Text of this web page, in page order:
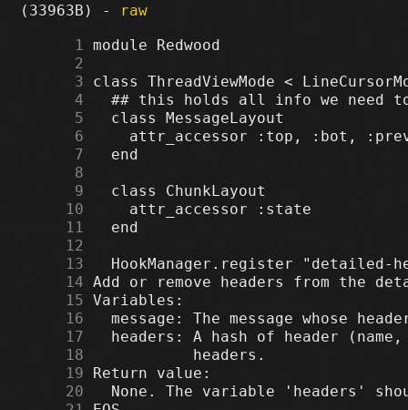
(33963B) - raw
      1
      2
      3
      4
      5
      6
      7
      8
      9
     10
     11
     12
     13
     14
     15
     16
     17
     18
     19
     20